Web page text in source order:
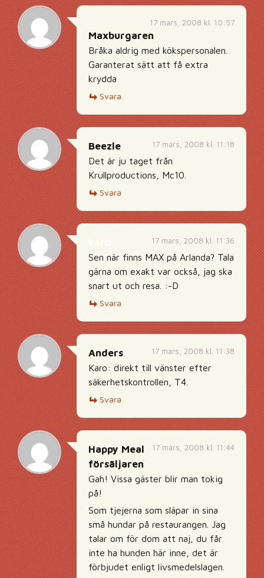
17 mars, 2008 kl. 10:57
Maxburgaren
Bråka aldrig med kökspersonalen.
Garanterat sätt att få extra
krydda
Svara
17 mars, 2008 kl. 11:18
Beezle
Det är ju taget från
Krullproductions, Mc10.
Svara
17 mars, 2008 kl. 11:36
Sen när finns MAX på Arlanda? Tala
gärna om exakt var också, jag ska
snart ut och resa. :-D
Svara
17 mars, 2008 kl. 11:38
Anders
Karo: direkt till vänster efter
säkerhetskontrollen, T4.
Svara
17 mars, 2008 kl. 11:44
Happy Meal
försäljaren
Gah! Vissa gäster blir man tokig
på!
Som tjejerna som släpar in sina
små hundar på restaurangen. Jag
talar om för dom att naj, du får
inte ha hunden här inne, det är
förbjudet enligt livsmedelslagen.